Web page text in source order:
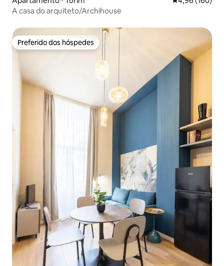
A casa do arquiteto/Archihouse
Preferido dos hóspedes
Preferido dos hóspedes